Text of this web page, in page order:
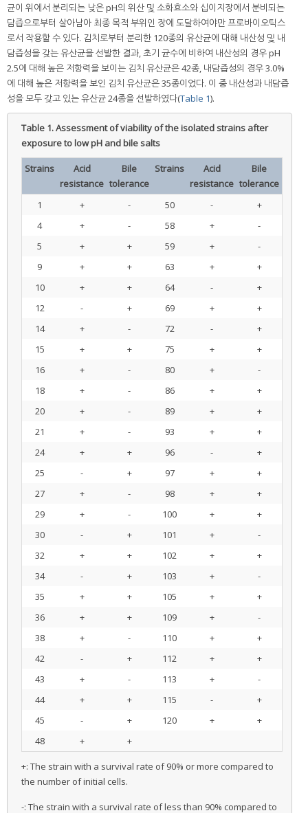
균이 위에서 분리되는 낮은 pH의 위산 및 소화효소와 십이지장에서 분비되는
담즙으로부터 살아남아 최종 목적 부위인 장에 도달하여야만 프로바이오틱스
로서 작용할 수 있다. 김치로부터 분리한 120종의 유산균에 대해 내산성 및 내
담즙성을 갖는 유산균을 선발한 결과, 초기 균수에 비하여 내산성의 경우 pH
2.5에 대해 높은 저항력을 보이는 김치 유산균은 42종, 내담즙성의 경우 3.0%
에 대해 높은 저항력을 보인 김치 유산균은 35종이었다. 이 중 내산성과 내담즙
성을 모두 갖고 있는 유산균 24종을 선발하였다(Table 1).
Table 1.Assessment of viability of the isolated strains after
exposure to low pH and bile salts
Strains
Acid
resistance
Bile
tolerance
Strains
Acid
resistance
Bile
tolerance
1
+ - 50 -
+
4
+ - 58 +
-
5
+ + 59 +
-
9
+ + 63 +
+
10
+ + 64 -
+
12
- + 69 +
+
14
+ - 72 -
+
15
+ + 75 +
+
16
+ - 80 +
-
18
+ - 86 +
+
20
+ - 89 +
+
21
+ - 93 +
+
24
+ + 96 -
+
25
- + 97 +
+
27
+ - 98 +
+
29
+ - 100 +
+
30
- + 101 +
-
32
+ + 102 +
+
34
- + 103 +
-
35
+ + 105 +
+
36
+ + 109 +
-
38
+ - 110 +
+
42
- + 112 +
+
43
+ - 113 +
-
44
+ + 115 -
+
45
- + 120 +
+
48
+ +
+: The strain with a survival rate of 90% or more compared to
the number of initial cells.
-: The strain with a survival rate of less than 90% compared to